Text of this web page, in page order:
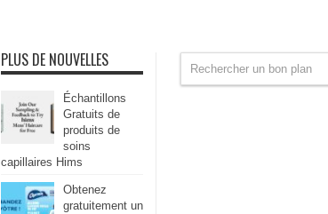
PLUS DE NOUVELLES
Échantillons
Gratuits de
produits de
soins
capillaires Hims
Obtenez
gratuitement un